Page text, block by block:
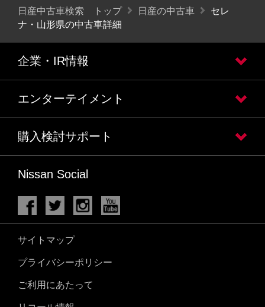
日産中古車検索 トップ 日産の中古車
セレ
ナ・山形県の中古車詳細
企業・IR情報
エンターテイメント
購入検討サポート
Nissan Social
サイトマップ
プライバシーポリシー
ご利用にあたって